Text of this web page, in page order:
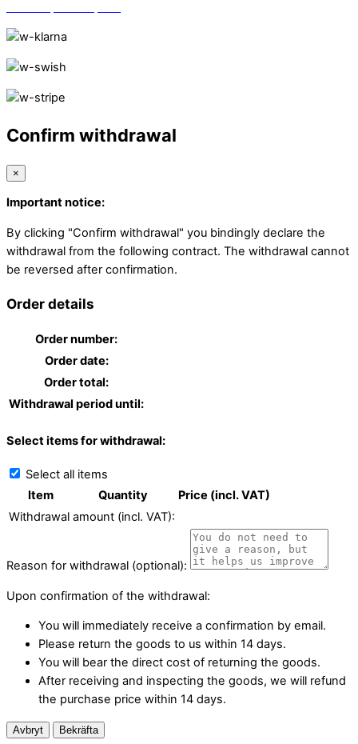
Confirm withdrawal
×
Important notice:
By clicking "Confirm withdrawal" you bindingly declare the
withdrawal from the following contract. The withdrawal cannot
be reversed after confirmation.
Order details
Order number:
Order date:
Order total:
Withdrawal period until:
Select items for withdrawal:
Select all items
Item
Quantity
Price (incl. VAT)
Withdrawal amount (incl. VAT):
Reason for withdrawal (optional):
Upon confirmation of the withdrawal:
You will immediately receive a confirmation by email.
Please return the goods to us within 14 days.
You will bear the direct cost of returning the goods.
After receiving and inspecting the goods, we will refund
the purchase price within 14 days.
Avbryt Bekräfta